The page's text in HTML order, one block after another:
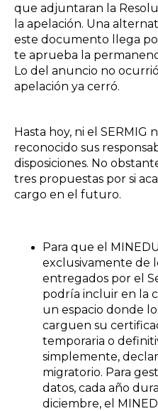
que adjuntaran la
la apelación. Una
este documento llega
te aprueba la
Lo del anuncio no
apelación ya cerró.
Hasta hoy, ni el SERMIG
reconocido sus
disposiciones. No
tres propuestas por si
cargo en el futuro.
Para que el
exclusivamente de
entregados por el
podría incluir en la
un espacio donde
carguen su
temporaria o
simplemente,
migratorio. Para
datos, cada año
diciembre, el